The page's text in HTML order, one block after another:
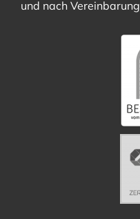
und nach Vereinbarung